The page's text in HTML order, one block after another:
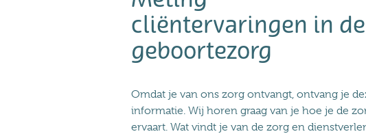
cliëntervaringen in de
geboortezorg
Omdat je van ons zorg ontvangt, ontvang je
informatie. Wij horen graag van je hoe je de
ervaart. Wat vindt je van de zorg en